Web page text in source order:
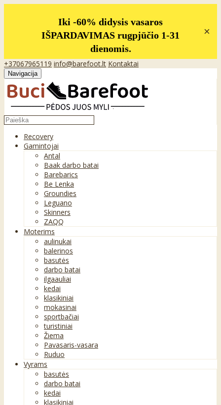
Iki -60% didysis vasaros
IŠPARDAVIMAS rugpjūčio 1-31
dienomis.
×
+37067965119 info@barefoot.lt Kontaktai
Navigacija
Recovery
Gamintojai
Antal
Baak darbo batai
Barebarics
Be Lenka
Groundies
Leguano
Skinners
ZAQQ
Moterims
aulinukai
balerinos
basutės
darbo batai
ilgaauliai
kedai
klasikiniai
mokasinai
sportbačiai
turistiniai
Žiema
Pavasaris-vasara
Ruduo
Vyrams
basutės
darbo batai
kedai
klasikiniai